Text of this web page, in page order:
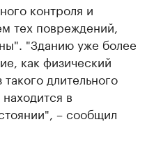
контроля и
тех повреждений,
"Зданию уже более
как физический
длительного
в
– сообщил